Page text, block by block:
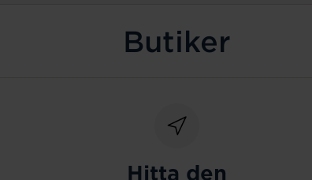
Butiker
Hitta den